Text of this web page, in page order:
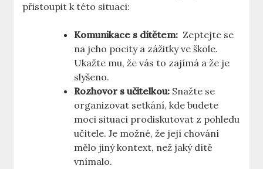
přistoupit k této situaci:
Komunikace s dítětem: ​ Zeptejte se
‍na‍ jeho pocity a zážitky ve škole.
Ukažte mu, ​že ⁢vás to zajímá a⁤ že je
slyšeno.
Rozhovor ⁣s učitelkou: Snažte se
organizovat setkání, kde budete
moci situaci prodiskutovat z pohledu
učitele.⁤ Je možné, ⁤že její chování ​
mělo jiný‌ kontext, než jaký dítě
vnímalo.